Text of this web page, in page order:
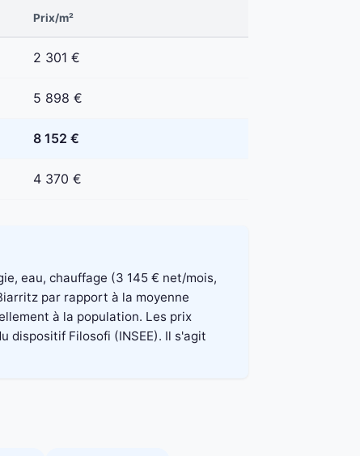
Prix/m²
2 301 €
5 898 €
8 152 €
4 370 €
eau, chauffage (3 145 € net/mois,
par rapport à la moyenne
à la population. Les prix
dispositif Filosofi (INSEE). Il s'agit